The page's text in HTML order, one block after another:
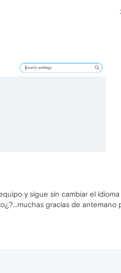
y sigue sin cambiar el
gracias de antemano